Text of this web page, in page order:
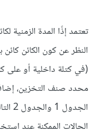
تعتمد إذًا المدة
النظر عن كون الكائن
(في كتلة داخلية أو على
محدد صنف التخزين،
الحالات الممكنة عند